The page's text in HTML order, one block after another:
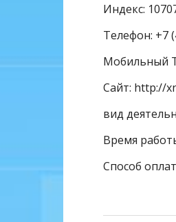
Индекс:
Телефон: +7
Мобильный
Сайт: http://
вид
Время
Способ